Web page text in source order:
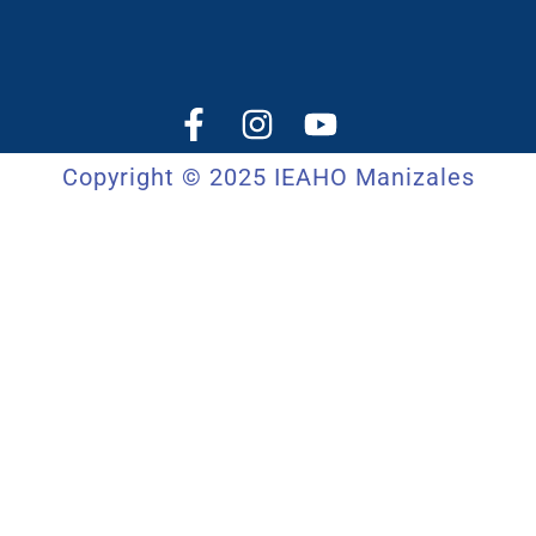
Copyright © 2025 IEAHO Manizales